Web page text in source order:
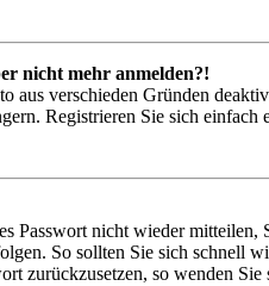
nicht mehr anmelden?!
aus verschieden Gründen
Registrieren Sie sich
nicht wieder mitteilen,
So sollten Sie sich schnell
zurückzusetzen, so wenden